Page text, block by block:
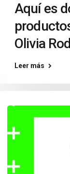
Aquí es
Olivia
Leer más